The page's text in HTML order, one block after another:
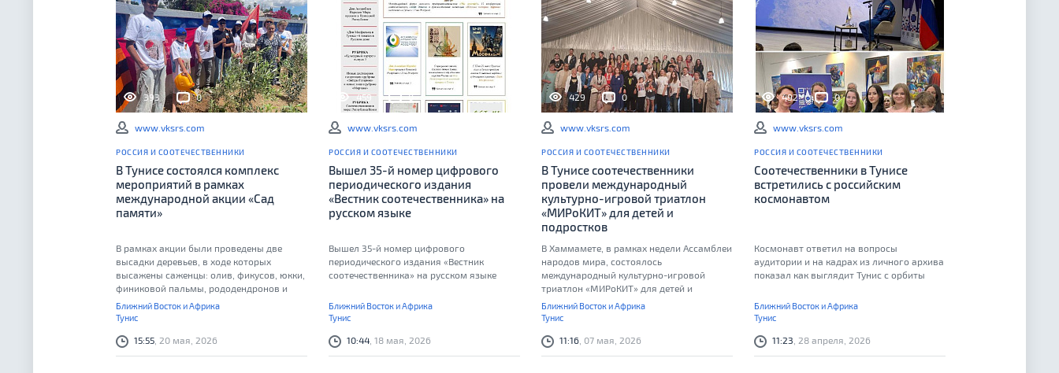
393 0
www.vksrs.com
РОССИЯ И СООТЕЧЕСТВЕННИКИ
В Тунисе состоялся комплекс
мероприятий в рамках
международной акции «Сад
памяти»
В рамках акции были проведены две
высадки деревьев, в ходе которых
высажены саженцы: олив, фикусов, юкки,
финиковой пальмы, рододендронов и
стрелиции
Ближний Восток и Африка
Тунис
15:55 , 20 мая, 2026
459 0
www.vksrs.com
РОССИЯ И СООТЕЧЕСТВЕННИКИ
Вышел 35-й номер цифрового
периодического издания
«Вестник соотечественника» на
русском языке
Вышел 35-й номер цифрового
периодического издания «Вестник
соотечественника» на русском языке
Ближний Восток и Африка
Тунис
10:44 , 18 мая, 2026
429 0
www.vksrs.com
РОССИЯ И СООТЕЧЕСТВЕННИКИ
В Тунисе соотечественники
провели международный
культурно-игровой триатлон
«МИРоКИТ» для детей и
подростков
В Хаммамете, в рамках недели Ассамблеи
народов мира, состоялось
международный культурно-игровой
триатлон «МИРоКИТ» для детей и
подростков, проект — победитель
грантового конкурса «Доверие и
Ближний Восток и Африка
Тунис
11:16 , 07 мая, 2026
492 0
www.vksrs.com
РОССИЯ И СООТЕЧЕСТВЕННИКИ
Соотечественники в Тунисе
встретились с российским
космонавтом
Космонавт ответил на вопросы
аудитории и на кадрах из личного архива
показал как выглядит Тунис с орбиты
Ближний Восток и Африка
Тунис
11:23 , 28 апреля, 2026